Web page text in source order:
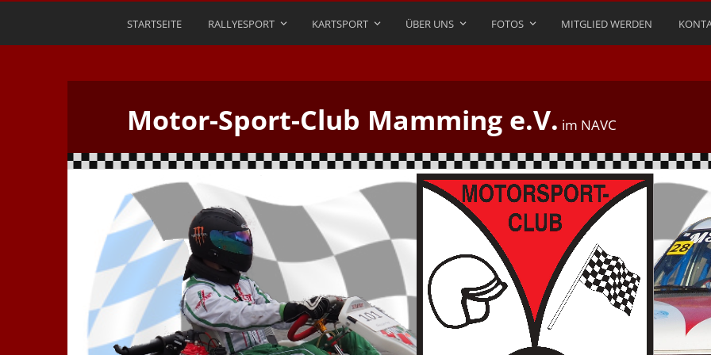
STARTSEITE RALLYESPORT KARTSPORT ÜBER UNS FOTOS MITGLIED WERDEN
Motor-Sport-Club Mamming e.V.